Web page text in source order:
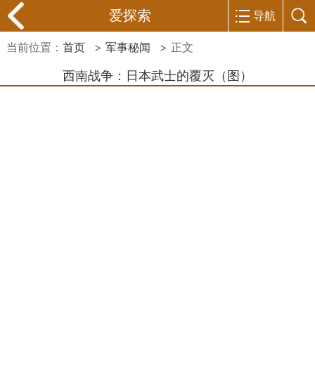
爱探索 导航
当前位置： 首页 > 军事秘闻 > 正文
西南战争：日本武士的覆灭（图）